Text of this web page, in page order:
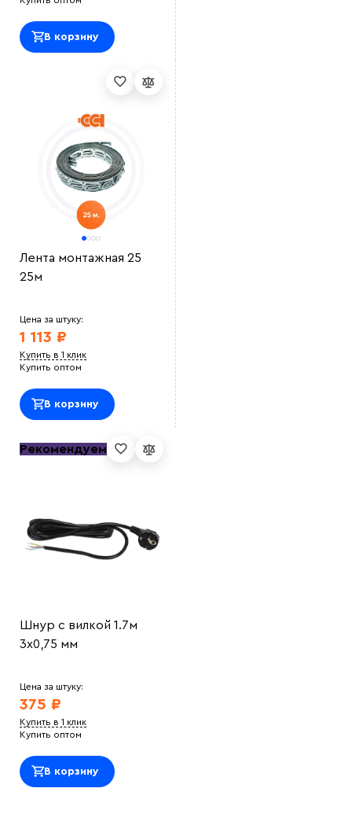
В корзину
Лента монтажная 25
25м
Цена за штуку:
1 113 ₽
Купить в 1 клик
Купить оптом
В корзину
Рекомендуем
Шнур с вилкой 1.7м
3х0,75 мм
Цена за штуку:
375 ₽
Купить в 1 клик
Купить оптом
В корзину